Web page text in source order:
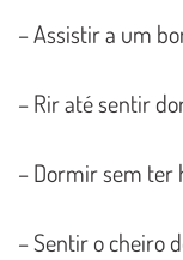
– Assistir a um
– Rir até sentir
– Dormir sem ter
– Sentir o cheiro